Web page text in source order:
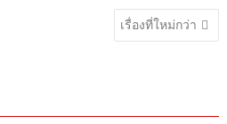
เรื่องที่ใหม่กว่า